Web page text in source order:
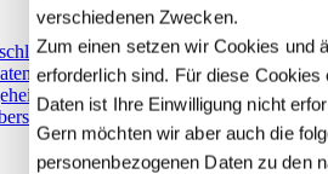
verschiedenen Zwecken.
Zum einen setzen wir Cookies und
erforderlich sind. Für diese
Daten ist Ihre Einwilligung nicht
Gern möchten wir aber auch die
personenbezogenen Daten zu den
expandieren
in Unternehmen